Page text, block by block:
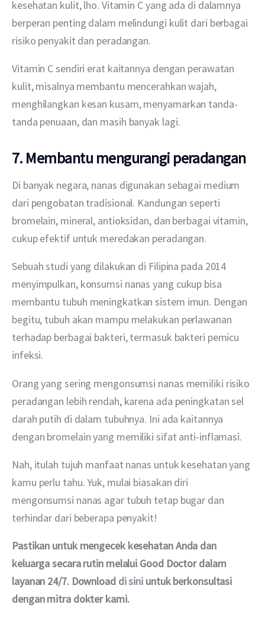
kesehatan kulit, lho. Vitamin C yang ada di dalamnya
berperan penting dalam melindungi kulit dari berbagai
risiko penyakit dan peradangan.
Vitamin C sendiri erat kaitannya dengan perawatan
kulit, misalnya membantu mencerahkan wajah,
menghilangkan kesan kusam, menyamarkan tanda-
tanda penuaan, dan masih banyak lagi.
7. Membantu mengurangi peradangan
Di banyak negara, nanas digunakan sebagai medium
dari pengobatan tradisional. Kandungan seperti
bromelain, mineral, antioksidan, dan berbagai vitamin,
cukup efektif untuk meredakan peradangan.
Sebuah studi yang dilakukan di Filipina pada 2014
menyimpulkan, konsumsi nanas yang cukup bisa
membantu tubuh meningkatkan sistem imun. Dengan
begitu, tubuh akan mampu melakukan perlawanan
terhadap berbagai bakteri, termasuk bakteri pemicu
infeksi.
Orang yang sering mengonsumsi nanas memiliki risiko
peradangan lebih rendah, karena ada peningkatan sel
darah putih di dalam tubuhnya. Ini ada kaitannya
dengan bromelain yang memiliki sifat anti-inflamasi.
Nah, itulah tujuh manfaat nanas untuk kesehatan yang
kamu perlu tahu. Yuk, mulai biasakan diri
mengonsumsi nanas agar tubuh tetap bugar dan
terhindar dari beberapa penyakit!
Pastikan untuk mengecek kesehatan Anda dan
keluarga secara rutin melalui Good Doctor dalam
layanan 24/7. Download di sini untuk berkonsultasi
dengan mitra dokter kami.